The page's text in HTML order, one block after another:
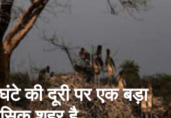
की दूरी पर एक बड़ा